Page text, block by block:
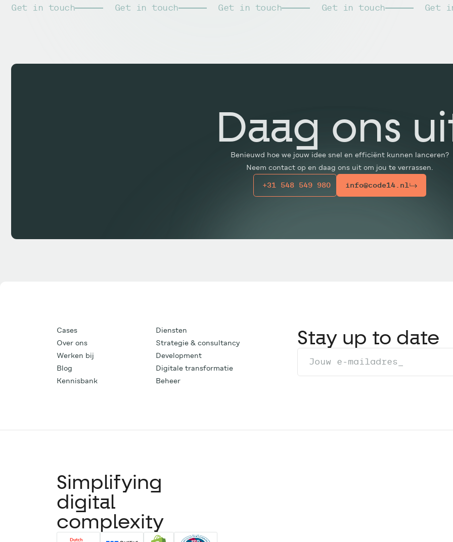
Get in touch Get in touch Get in touch Get in touch Get
Daag ons
Benieuwd hoe we jouw idee snel en efficiënt kunnen lanceren?
Neem contact op en daag ons uit om jou te verrassen.
+31 548 549 980 info@code14.nl
Cases
Over ons
Werken bij
Blog
Kennisbank
Diensten
Strategie & consultancy
Development
Digitale transformatie
Beheer
Stay up to date
Simplifying
digital
complexity